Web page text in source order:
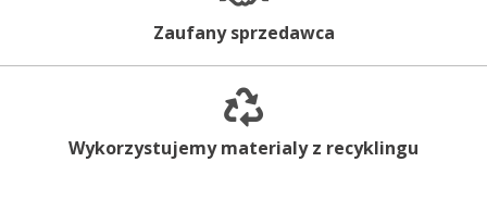
Zaufany sprzedawca
Wykorzystujemy materialy z recyklingu